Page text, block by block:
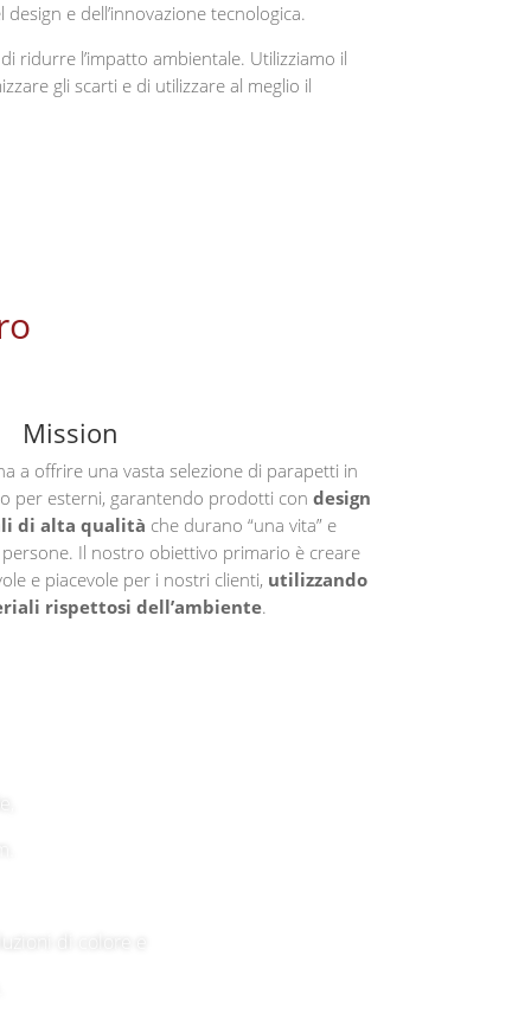
e dell’innovazione tecnologica.
ridurre l’impatto ambientale. Utilizziamo il
gli scarti e di utilizzare al meglio il
Mission
a offrire una vasta selezione di parapetti in
per esterni, garantendo prodotti condesign
di alta qualità che durano “una vita” e
Il nostro obiettivo primario è creare
e piacevole per i nostri clienti, utilizzando
rispettosi dell’ambiente.
di colore e